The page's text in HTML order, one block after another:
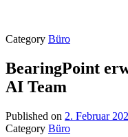
Category Büro
BearingPoint
AI Team
Published on 2. Februar
Category Büro